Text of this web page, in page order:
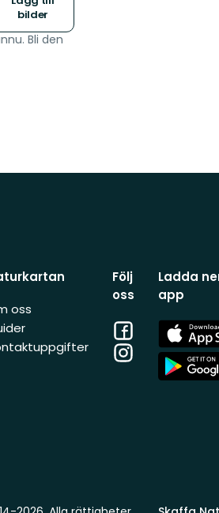
bilder
Bli den
oss
Följ
oss
Facebook
Instagram
Ladda
app
App
Store
App
Store